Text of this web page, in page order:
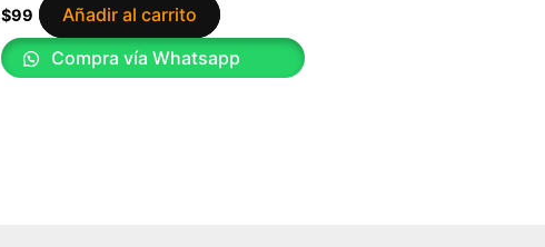
$99
Añadir al carrito
Compra vía Whatsapp